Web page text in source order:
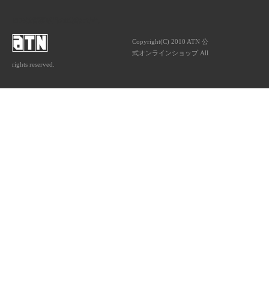
Copyright(C) 2010 ATN 公
式オンラインショップ All
rights reserved.